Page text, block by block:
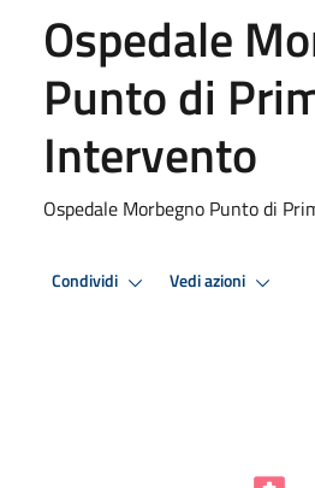
Ospedale
Punto di
Intervento
Ospedale Morbegno Punto di
Condividi Vedi azioni